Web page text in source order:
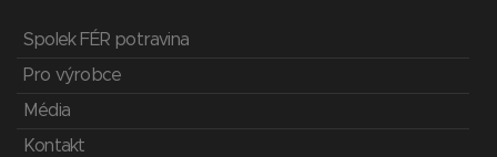
Spolek FÉR potravina
Pro výrobce
Média
Kontakt